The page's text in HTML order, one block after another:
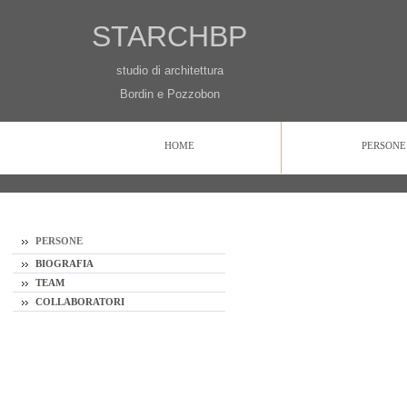
STARCHBP
studio di architettura
Bordin e Pozzobon
PROGETTI
PERSONE
BIOGRAFIA
TEAM
COLLABORATORI
HOME PERSONE